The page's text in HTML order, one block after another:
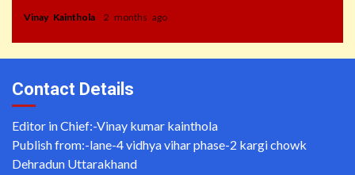
Vinay Kainthola 2 months ago
Contact Details
Editor in Chief:-Vinay kumar kainthola
Publish from:-lane-4 vidhya vihar phase-2 kargi chowk
Dehradun Uttarakhand